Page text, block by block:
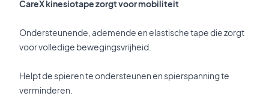
CareX kinesiotape zorgt voor mobiliteit
Ondersteunende, ademende en elastische tape die zorgt
voor volledige bewegingsvrijheid.
Helpt de spieren te ondersteunen en spierspanning te
verminderen.